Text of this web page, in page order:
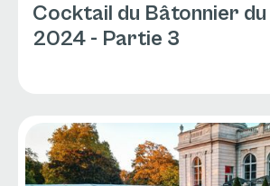
Cocktail du Bâtonnier du
2024 - Partie 3